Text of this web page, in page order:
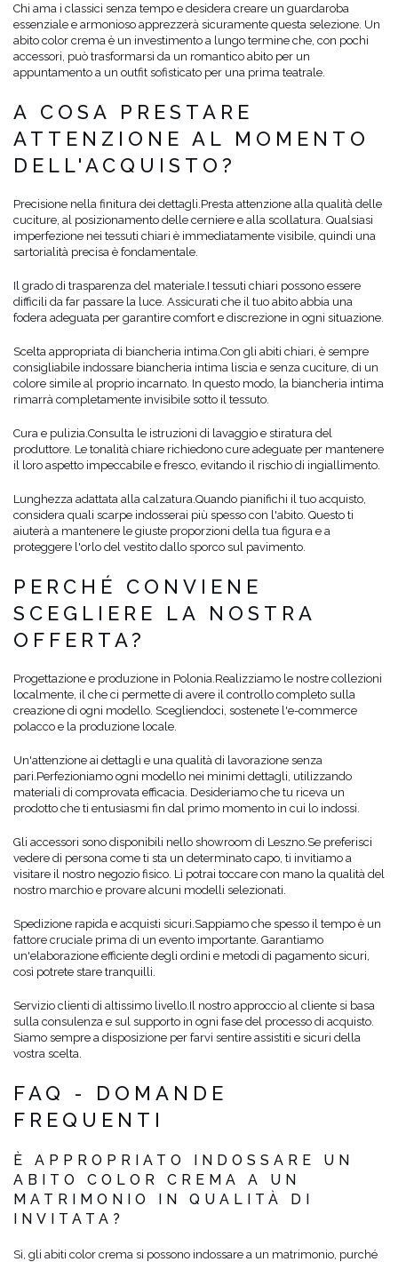
Chi ama i classici senza tempo e desidera creare un guardaroba
essenziale e armonioso apprezzerà sicuramente questa selezione. Un
abito color crema è un investimento a lungo termine che, con pochi
accessori, può trasformarsi da un romantico abito per un
appuntamento a un outfit sofisticato per una prima teatrale.
A COSA PRESTARE
ATTENZIONE AL MOMENTO
DELL'ACQUISTO?
Precisione nella finitura dei dettagli. Presta attenzione alla qualità delle
cuciture, al posizionamento delle cerniere e alla scollatura. Qualsiasi
imperfezione nei tessuti chiari è immediatamente visibile, quindi una
sartorialità precisa è fondamentale.
Il grado di trasparenza del materiale. I tessuti chiari possono essere
difficili da far passare la luce. Assicurati che il tuo abito abbia una
fodera adeguata per garantire comfort e discrezione in ogni situazione.
Scelta appropriata di biancheria intima. Con gli abiti chiari, è sempre
consigliabile indossare biancheria intima liscia e senza cuciture, di un
colore simile al proprio incarnato. In questo modo, la biancheria intima
rimarrà completamente invisibile sotto il tessuto.
Cura e pulizia. Consulta le istruzioni di lavaggio e stiratura del
produttore. Le tonalità chiare richiedono cure adeguate per mantenere
il loro aspetto impeccabile e fresco, evitando il rischio di ingiallimento.
Lunghezza adattata alla calzatura. Quando pianifichi il tuo acquisto,
considera quali scarpe indosserai più spesso con l'abito. Questo ti
aiuterà a mantenere le giuste proporzioni della tua figura e a
proteggere l'orlo del vestito dallo sporco sul pavimento.
PERCHÉ CONVIENE
SCEGLIERE LA NOSTRA
OFFERTA?
Progettazione e produzione in Polonia. Realizziamo le nostre collezioni
localmente, il che ci permette di avere il controllo completo sulla
creazione di ogni modello. Scegliendoci, sostenete l'e-commerce
polacco e la produzione locale.
Un'attenzione ai dettagli e una qualità di lavorazione senza
pari. Perfezioniamo ogni modello nei minimi dettagli, utilizzando
materiali di comprovata efficacia. Desideriamo che tu riceva un
prodotto che ti entusiasmi fin dal primo momento in cui lo indossi.
Gli accessori sono disponibili nello showroom di Leszno. Se preferisci
vedere di persona come ti sta un determinato capo, ti invitiamo a
visitare il nostro negozio fisico. Lì potrai toccare con mano la qualità del
nostro marchio e provare alcuni modelli selezionati.
Spedizione rapida e acquisti sicuri. Sappiamo che spesso il tempo è un
fattore cruciale prima di un evento importante. Garantiamo
un'elaborazione efficiente degli ordini e metodi di pagamento sicuri,
così potrete stare tranquilli.
Servizio clienti di altissimo livello. Il nostro approccio al cliente si basa
sulla consulenza e sul supporto in ogni fase del processo di acquisto.
Siamo sempre a disposizione per farvi sentire assistiti e sicuri della
vostra scelta.
FAQ - DOMANDE
FREQUENTI
È APPROPRIATO INDOSSARE UN
ABITO COLOR CREMA A UN
MATRIMONIO IN QUALITÀ DI
INVITATA?
Sì, gli abiti color crema si possono indossare a un matrimonio, purché